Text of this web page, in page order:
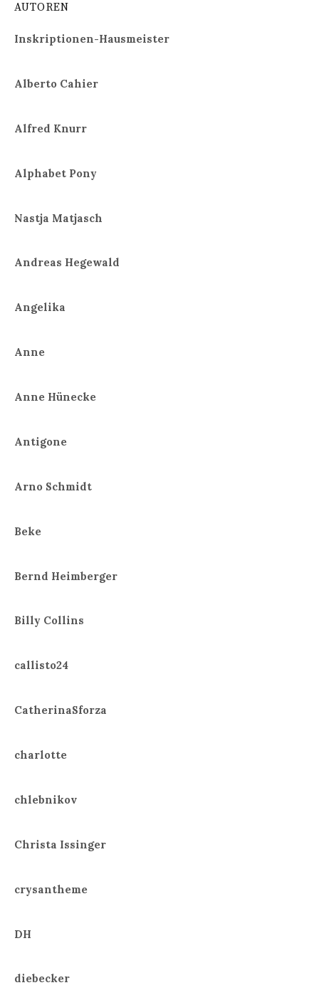
AUTOREN
Inskriptionen-Hausmeister
Alberto Cahier
Alfred Knurr
Alphabet Pony
Nastja Matjasch
Andreas Hegewald
Angelika
Anne
Anne Hünecke
Antigone
Arno Schmidt
Beke
Bernd Heimberger
Billy Collins
callisto24
CatherinaSforza
charlotte
chlebnikov
Christa Issinger
crysantheme
DH
diebecker